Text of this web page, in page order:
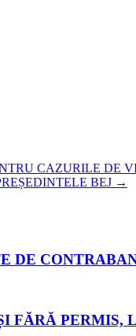
CAZURILE DE
BEJ →
DE
FĂRĂ PERMIS,